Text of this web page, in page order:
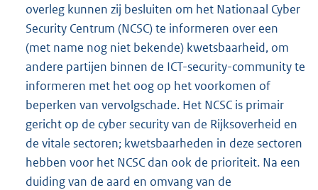
overleg kunnen zij besluiten om het Nationaal Cyber
Security Centrum (NCSC) te informeren over een
(met name nog niet bekende) kwetsbaarheid, om
andere partijen binnen de ICT-security-community te
informeren met het oog op het voorkomen of
beperken van vervolgschade. Het NCSC is primair
gericht op de cyber security van de Rijksoverheid en
de vitale sectoren; kwetsbaarheden in deze sectoren
hebben voor het NCSC dan ook de prioriteit. Na een
duiding van de aard en omvang van de